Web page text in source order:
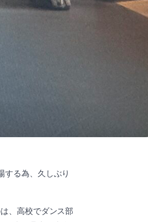
する為、久しぶり
、高校でダンス部